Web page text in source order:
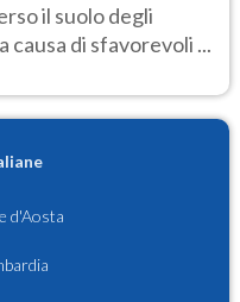
il suolo degli
causa di sfavorevoli ...
d'Aosta